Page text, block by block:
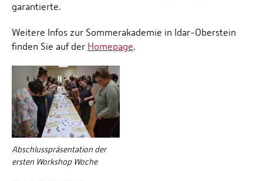
garantierte.
Weitere Infos zur Sommerakademie in Idar-Oberstein
finden Sie auf der Homepage.
Abschlusspräsentation der
ersten Workshop Woche